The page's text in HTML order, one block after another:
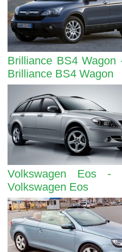
Brilliance BS4 Wagon
Brilliance BS4 Wagon
Volkswagen Eos -
Volkswagen Eos